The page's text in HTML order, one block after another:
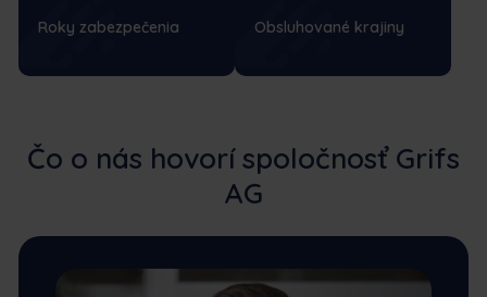
Roky zabezpečenia Obsluhované krajiny
Čo o nás hovorí spoločnosť Grifs
AG